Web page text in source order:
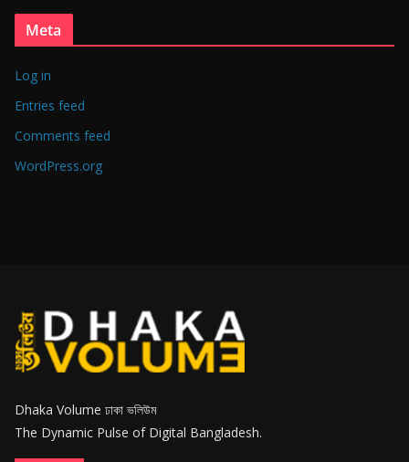
Meta
Log in
Entries feed
Comments feed
WordPress.org
Dhaka Volume ঢাকা ভলিউম
The Dynamic Pulse of Digital Bangladesh.